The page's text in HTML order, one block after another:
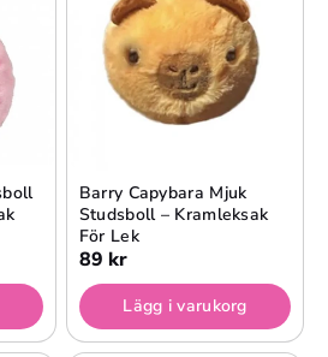
Barry Capybara Mjuk
Studsboll – Kramleksak
För Lek
89 kr
Lägg i varukorg